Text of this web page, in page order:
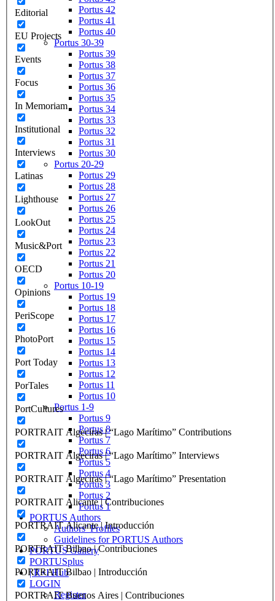
Editorial
EU Projects
Events
Focus
In Memoriam
Institutional
Interviews
Latinas
Lighthouse
LookOut
Music&Port
OECD
Opinions
PeriScope
PhotoPort
Port Today
PorTales
PortCultures
PORTRAIT Algeciras | “Lago Marítimo” Contributions
PORTRAIT Algeciras | “Lago Marítimo” Interviews
PORTRAIT Algeciras | “Lago Marítimo” Presentation
PORTRAIT Alicante | Contribuciones
PORTRAIT Alicante | Introducción
PORTRAIT Bilbao | Contribuciones
PORTRAIT Bilbao | Introducción
PORTRAIT Buenos Aires | Contribuciones
Portus 42
Portus 41
Portus 40
Portus 30-39
Portus 39
Portus 38
Portus 37
Portus 36
Portus 35
Portus 34
Portus 33
Portus 32
Portus 31
Portus 30
Portus 20-29
Portus 29
Portus 28
Portus 27
Portus 26
Portus 25
Portus 24
Portus 23
Portus 22
Portus 21
Portus 20
Portus 10-19
Portus 19
Portus 18
Portus 17
Portus 16
Portus 15
Portus 14
Portus 13
Portus 12
Portus 11
Portus 10
Portus 1-9
Portus 9
Portus 8
Portus 7
Portus 6
Portus 5
Portus 4
Portus 3
Portus 2
Portus 1
PORTUS Authors
Authors’ Profiles
Guidelines for PORTUS Authors
PORTUS Gallery
PORTUSplus
| R+I Hub
LOGIN
Register